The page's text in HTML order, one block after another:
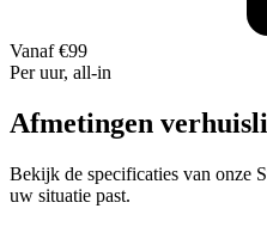
Vanaf €99
Per uur, all-in
Afmetingen
Bekijk de specificaties van onze
uw situatie past.